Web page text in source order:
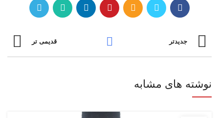
جدیدتر قدیمی تر
نوشته های مشابه